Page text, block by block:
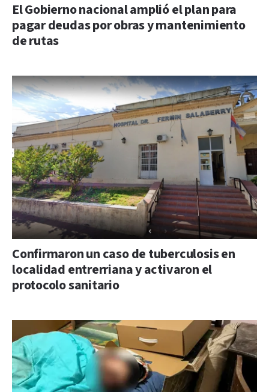
El Gobierno nacional amplió el plan para
pagar deudas por obras y mantenimiento
de rutas
Confirmaron un caso de tuberculosis en
localidad entrerriana y activaron el
protocolo sanitario